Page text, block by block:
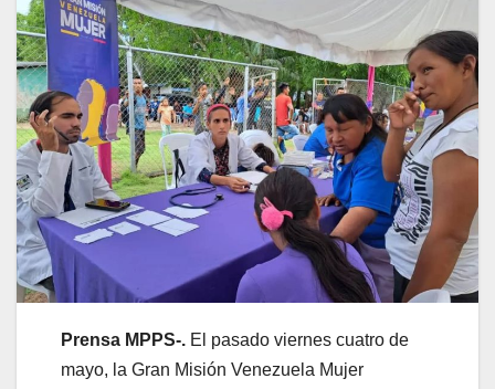
Prensa MPPS-. El pasado viernes cuatro de
mayo, la Gran Misión Venezuela Mujer